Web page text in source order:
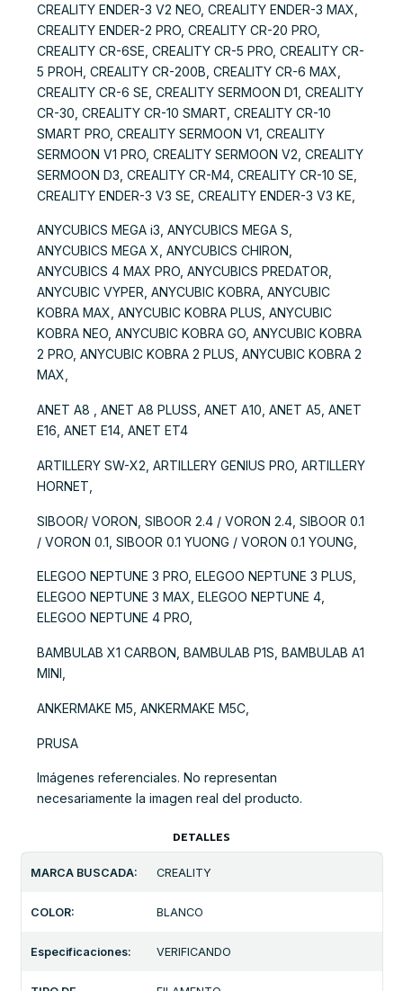
CREALITY ENDER-3 V2 NEO, CREALITY ENDER-3 MAX,
CREALITY ENDER-2 PRO, CREALITY CR-20 PRO,
CREALITY CR-6SE, CREALITY CR-5 PRO, CREALITY CR-
5 PROH, CREALITY CR-200B, CREALITY CR-6 MAX,
CREALITY CR-6 SE, CREALITY SERMOON D1, CREALITY
CR-30, CREALITY CR-10 SMART, CREALITY CR-10
SMART PRO, CREALITY SERMOON V1, CREALITY
SERMOON V1 PRO, CREALITY SERMOON V2, CREALITY
SERMOON D3, CREALITY CR-M4, CREALITY CR-10 SE,
CREALITY ENDER-3 V3 SE, CREALITY ENDER-3 V3 KE,
ANYCUBICS MEGA i3, ANYCUBICS MEGA S,
ANYCUBICS MEGA X, ANYCUBICS CHIRON,
ANYCUBICS 4 MAX PRO, ANYCUBICS PREDATOR,
ANYCUBIC VYPER, ANYCUBIC KOBRA, ANYCUBIC
KOBRA MAX, ANYCUBIC KOBRA PLUS, ANYCUBIC
KOBRA NEO, ANYCUBIC KOBRA GO, ANYCUBIC KOBRA
2 PRO, ANYCUBIC KOBRA 2 PLUS, ANYCUBIC KOBRA 2
MAX,
ANET A8 , ANET A8 PLUSS, ANET A10, ANET A5, ANET
E16, ANET E14, ANET ET4
ARTILLERY SW-X2, ARTILLERY GENIUS PRO, ARTILLERY
HORNET,
SIBOOR/ VORON, SIBOOR 2.4 / VORON 2.4, SIBOOR 0.1
/ VORON 0.1, SIBOOR 0.1 YUONG / VORON 0.1 YOUNG,
ELEGOO NEPTUNE 3 PRO, ELEGOO NEPTUNE 3 PLUS,
ELEGOO NEPTUNE 3 MAX, ELEGOO NEPTUNE 4,
ELEGOO NEPTUNE 4 PRO,
BAMBULAB X1 CARBON, BAMBULAB P1S, BAMBULAB A1
MINI,
ANKERMAKE M5, ANKERMAKE M5C,
PRUSA
Imágenes referenciales. No representan
necesariamente la imagen real del producto.
DETALLES
MARCA BUSCADA: CREALITY
COLOR: BLANCO
Especificaciones: VERIFICANDO